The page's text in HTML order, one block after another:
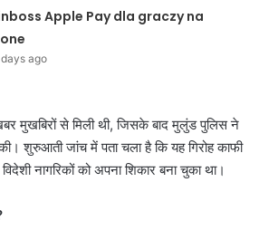
Apple Pay dla graczy na
ago
मुखबिरों से मिली थी, जिसके बाद मुलुंड पुलिस ने
शुरुआती जांच में पता चला है कि यह गिरोह काफी
नागरिकों को अपना शिकार बना चुका था।